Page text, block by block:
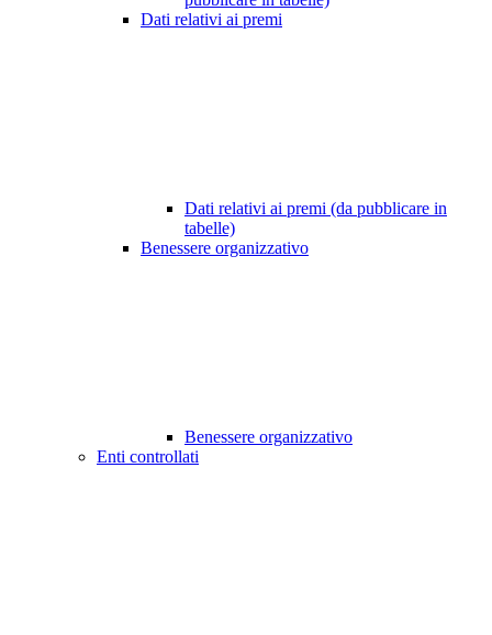
Dati relativi ai premi
Dati relativi ai premi (da pubblicare in
tabelle)
Benessere organizzativo
Benessere organizzativo
Enti controllati